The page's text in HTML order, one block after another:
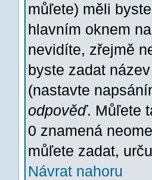
můľete) měli
hlavním oknem
nevidíte, zřejmě
byste zadat
(nastavte
odpověď. Můľete
0 znamená
můľete zadat,
Návrat nahoru